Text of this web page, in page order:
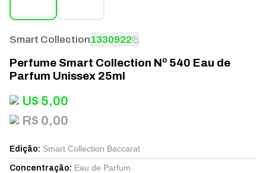
Smart Collection1330922
Perfume Smart Collection Nº 540 Eau de
Parfum Unissex 25ml
U$ 5,00
R$ 0,00
Edição: Smart Collection Baccarat
Concentração: Eau de Parfum